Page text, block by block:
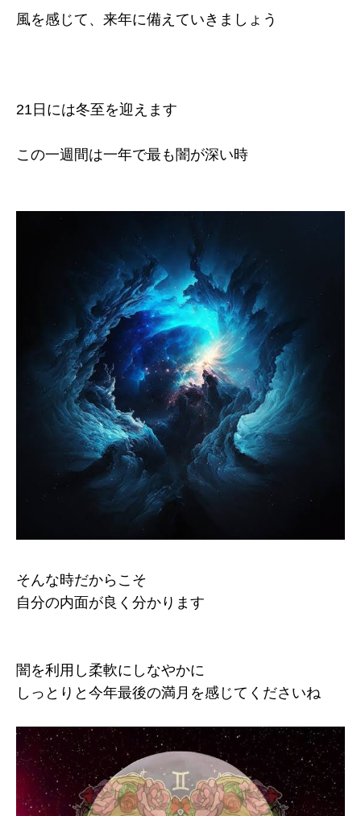
風を感じて、来年に備えていきましょう
21日には冬至を迎えます
この一週間は一年で最も闇が深い時
そんな時だからこそ
自分の内面が良く分かります
闇を利用し柔軟にしなやかに
しっとりと今年最後の満月を感じてくださいね